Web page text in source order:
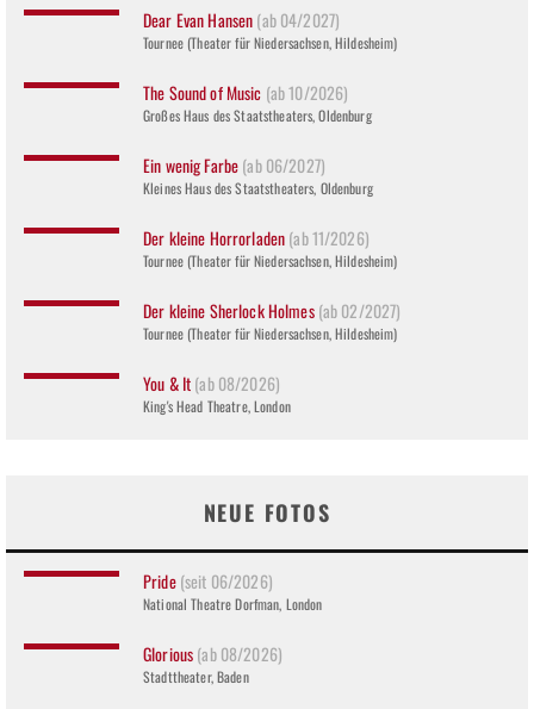
Dear Evan Hansen(ab 04/2027)
Tournee (Theater für Niedersachsen, Hildesheim)
The Sound of Music (ab 10/2026)
Großes Haus des Staatstheaters, Oldenburg
Ein wenig Farbe(ab 06/2027)
Kleines Haus des Staatstheaters, Oldenburg
Der kleine Horrorladen(ab 11/2026)
Tournee (Theater für Niedersachsen, Hildesheim)
Der kleine Sherlock Holmes(ab 02/2027)
Tournee (Theater für Niedersachsen, Hildesheim)
You & It(ab 08/2026)
King's Head Theatre, London
NEUE FOTOS
Pride(seit 06/2026)
National Theatre Dorfman, London
Glorious(ab 08/2026)
Stadttheater, Baden